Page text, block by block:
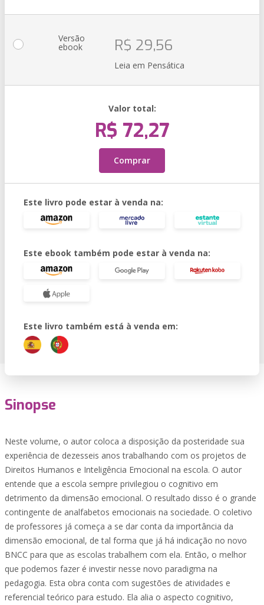
Versão
ebook R$ 29,56
Leia em Pensática
Valor total:
R$ 72,27
Comprar
Este livro pode estar à venda na:
Este ebook também pode estar à venda na:
Este livro também está à venda em:
Sinopse
Neste volume, o autor coloca a disposição da posteridade sua
experiência de dezesseis anos trabalhando com os projetos de
Direitos Humanos e Inteligência Emocional na escola. O autor
entende que a escola sempre privilegiou o cognitivo em
detrimento da dimensão emocional. O resultado disso é o grande
contingente de analfabetos emocionais na sociedade. O coletivo
de professores já começa a se dar conta da importância da
dimensão emocional, de tal forma que já há indicação no novo
BNCC para que as escolas trabalhem com ela. Então, o melhor
que podemos fazer é investir nesse novo paradigma na
pedagogia. Esta obra conta com sugestões de atividades e
referencial teórico para estudo. Ela alia o aspecto cognitivo,